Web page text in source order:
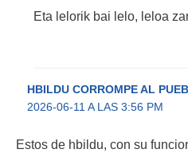
Eta lelorik bai lelo, leloa
HBILDU CORROMPE AL
2026-06-11 A LAS 3:56 PM
Estos de hbildu, con su